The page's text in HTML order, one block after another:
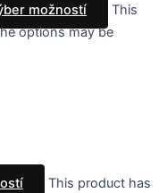
možností
This
options may be
This product has